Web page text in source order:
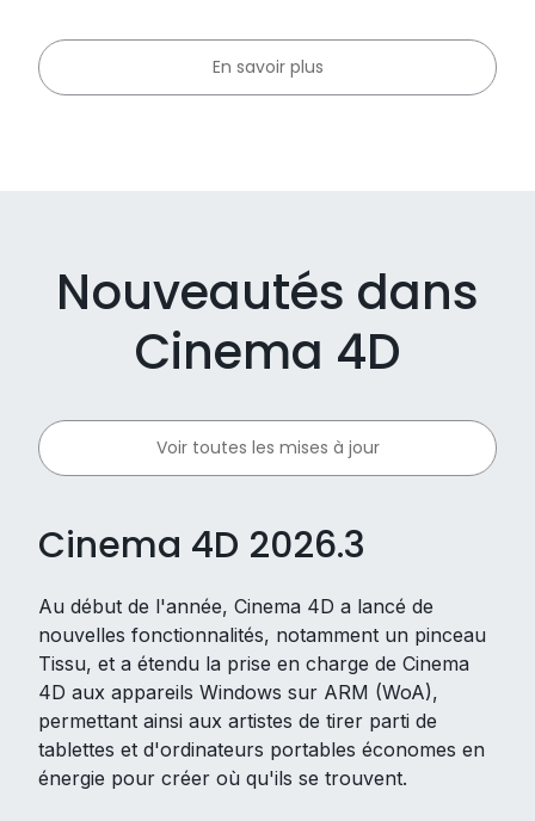
En savoir plus
Nouveautés dans
Cinema 4D
Voir toutes les mises à jour
Cinema 4D 2026.3
Au début de l'année, Cinema 4D a lancé de
nouvelles fonctionnalités, notamment un pinceau
Tissu, et a étendu la prise en charge de Cinema
4D aux appareils Windows sur ARM (WoA),
permettant ainsi aux artistes de tirer parti de
tablettes et d'ordinateurs portables économes en
énergie pour créer où qu'ils se trouvent.